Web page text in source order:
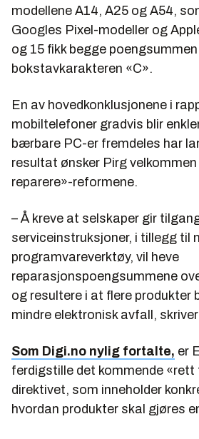
modellene A14, A25 og A54,
Googles Pixel-modeller og
og 15 fikk begge
bokstavkarakteren «C».
En av hovedkonklusjonene i
mobiltelefoner gradvis blir
bærbare PC-er fremdeles har
resultat ønsker Pirg
reparere»-reformene.
– Å kreve at selskaper gir
serviceinstruksjoner, i tillegg til
programvareverktøy, vil heve
reparasjonspoengsummene
og resultere i at flere produkter
mindre elektronisk avfall,
Som Digi.no nylig fortalte, er
ferdigstille det kommende «rett
direktivet, som inneholder
hvordan produkter skal gjøres